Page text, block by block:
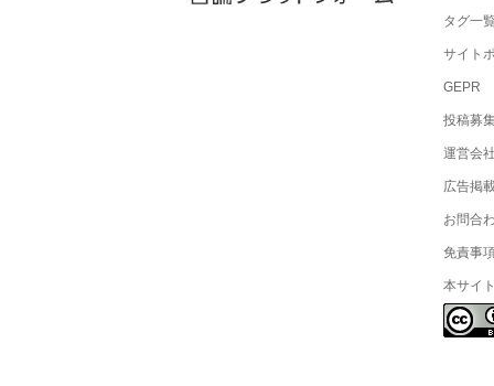
タグ一
サイト
GEPR
投稿募
運営会
広告掲
お問合
免責事
本サイ